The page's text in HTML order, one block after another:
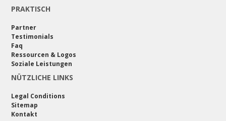
PRAKTISCH
Partner
Testimonials
Faq
Ressourcen & Logos
Soziale Leistungen
NÜTZLICHE LINKS
Legal Conditions
Sitemap
Kontakt